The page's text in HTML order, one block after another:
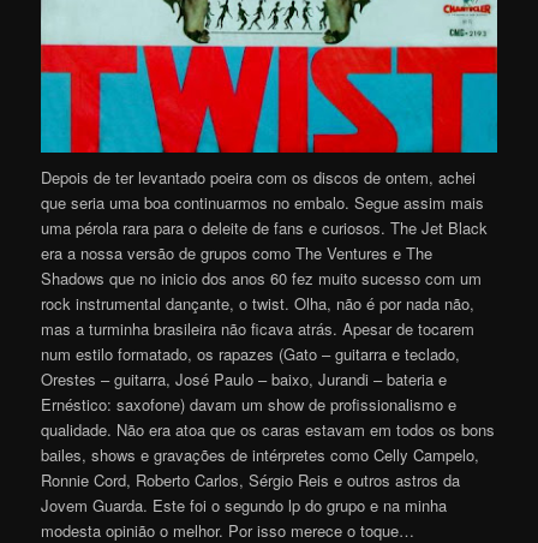
Depois de ter levantado poeira com os discos de ontem, achei
que seria uma boa continuarmos no embalo. Segue assim mais
uma pérola rara para o deleite de fans e curiosos. The Jet Black
era a nossa versão de grupos como The Ventures e The
Shadows que no inicio dos anos 60 fez muito sucesso com um
rock instrumental dançante, o twist. Olha, não é por nada não,
mas a turminha brasileira não ficava atrás. Apesar de tocarem
num estilo formatado, os rapazes (Gato – guitarra e teclado,
Orestes – guitarra, José Paulo – baixo, Jurandi – bateria e
Ernéstico: saxofone) davam um show de profissionalismo e
qualidade. Não era atoa que os caras estavam em todos os bons
bailes, shows e gravações de intérpretes como Celly Campelo,
Ronnie Cord, Roberto Carlos, Sérgio Reis e outros astros da
Jovem Guarda. Este foi o segundo lp do grupo e na minha
modesta opinião o melhor. Por isso merece o toque…